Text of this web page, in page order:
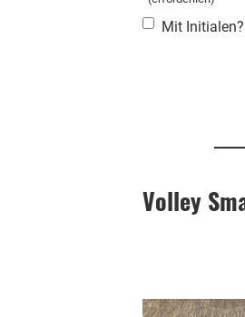
Mit Initialen?
Volley